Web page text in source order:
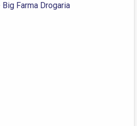
Big Farma Drogaria